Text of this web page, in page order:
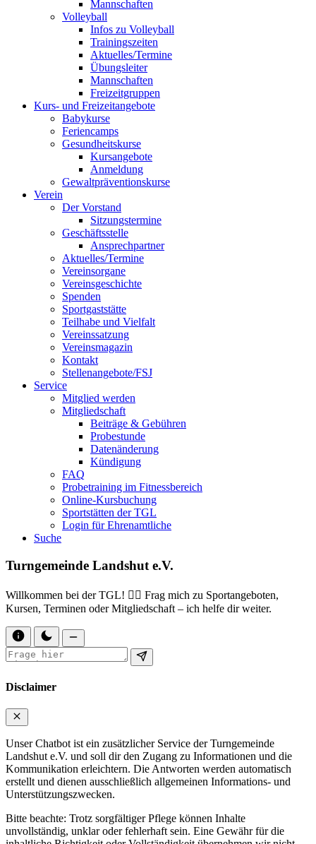
Mannschaften
Volleyball
Infos zu Volleyball
Trainingszeiten
Aktuelles/Termine
Übungsleiter
Mannschaften
Freizeitgruppen
Kurs- und Freizeitangebote
Babykurse
Feriencamps
Gesundheitskurse
Kursangebote
Anmeldung
Gewaltpräventionskurse
Verein
Der Vorstand
Sitzungstermine
Geschäftsstelle
Ansprechpartner
Aktuelles/Termine
Vereinsorgane
Vereinsgeschichte
Spenden
Sportgaststätte
Teilhabe und Vielfalt
Vereinssatzung
Vereinsmagazin
Kontakt
Stellenangebote/FSJ
Service
Mitglied werden
Mitgliedschaft
Beiträge & Gebühren
Probestunde
Datenänderung
Kündigung
FAQ
Probetraining im Fitnessbereich
Online-Kursbuchung
Sportstätten der TGL
Login für Ehrenamtliche
Suche
Turngemeinde Landshut e.V.
Willkommen bei der TGL! 🏋️‍♀️ Frag mich zu Sportangeboten,
Kursen, Terminen oder Mitgliedschaft – ich helfe dir weiter.
Disclaimer
Unser Chatbot ist ein zusätzlicher Service der Turngemeinde
Landshut e.V. und soll dir den Zugang zu Informationen und die
Kommunikation erleichtern. Die Antworten werden automatisch
erstellt und dienen ausschließlich allgemeinen Informations- und
Unterstützungszwecken.
Bitte beachte: Trotz sorgfältiger Pflege können Inhalte
unvollständig, unklar oder fehlerhaft sein. Eine Gewähr für die